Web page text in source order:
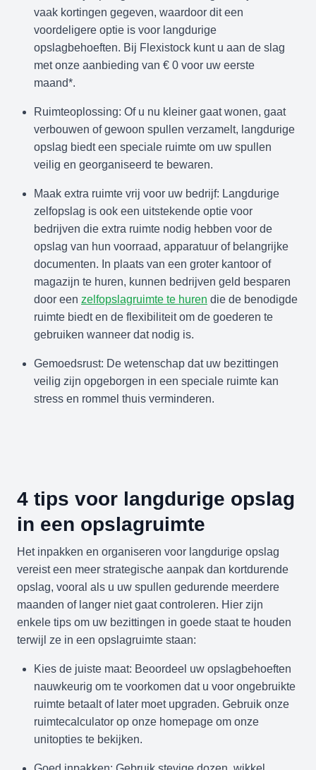
vaak kortingen gegeven, waardoor dit een
voordeligere optie is voor langdurige
opslagbehoeften. Bij Flexistock kunt u aan de slag
met onze aanbieding van € 0 voor uw eerste
maand*.
Ruimteoplossing: Of u nu kleiner gaat wonen, gaat
verbouwen of gewoon spullen verzamelt, langdurige
opslag biedt een speciale ruimte om uw spullen
veilig en georganiseerd te bewaren.
Maak extra ruimte vrij voor uw bedrijf: Langdurige
zelfopslag is ook een uitstekende optie voor
bedrijven die extra ruimte nodig hebben voor de
opslag van hun voorraad, apparatuur of belangrijke
documenten. In plaats van een groter kantoor of
magazijn te huren, kunnen bedrijven geld besparen
door een zelfopslagruimte te huren die de benodigde
ruimte biedt en de flexibiliteit om de goederen te
gebruiken wanneer dat nodig is.
Gemoedsrust: De wetenschap dat uw bezittingen
veilig zijn opgeborgen in een speciale ruimte kan
stress en rommel thuis verminderen.
4 tips voor langdurige opslag
in een opslagruimte
Het inpakken en organiseren voor langdurige opslag
vereist een meer strategische aanpak dan kortdurende
opslag, vooral als u uw spullen gedurende meerdere
maanden of langer niet gaat controleren. Hier zijn
enkele tips om uw bezittingen in goede staat te houden
terwijl ze in een opslagruimte staan:
Kies de juiste maat: Beoordeel uw opslagbehoeften
nauwkeurig om te voorkomen dat u voor ongebruikte
ruimte betaalt of later moet upgraden. Gebruik onze
ruimtecalculator op onze homepage om onze
unitopties te bekijken.